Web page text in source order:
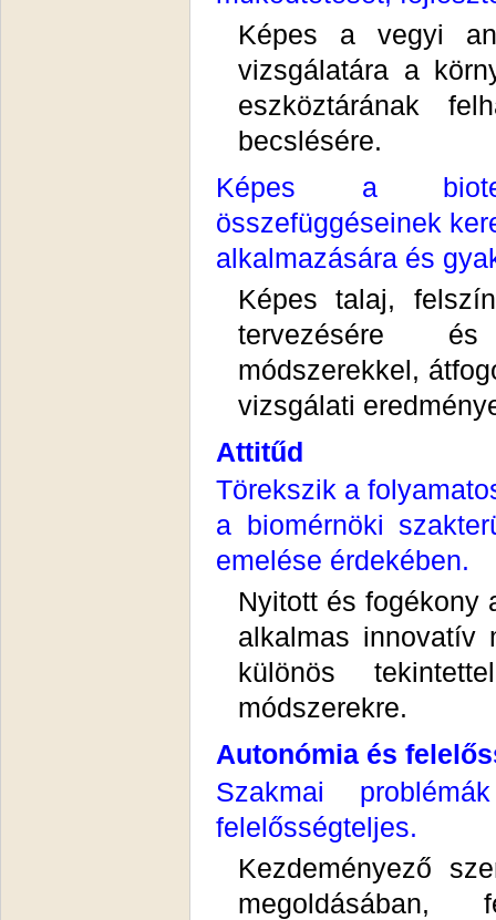
Képes a vegyi
vizsgálatára a
eszköztárának
becslésére.
Képes a
összefüggéseinek
alkalmazására és
Képes talaj,
tervezésére és
módszerekkel,
vizsgálati
Attitűd
Törekszik a
a biomérnöki
emelése érdekében.
Nyitott és fogékony
alkalmas innovatív
különös
módszerekre.
Autonómia és
Szakmai
felelősségteljes.
Kezdeményező